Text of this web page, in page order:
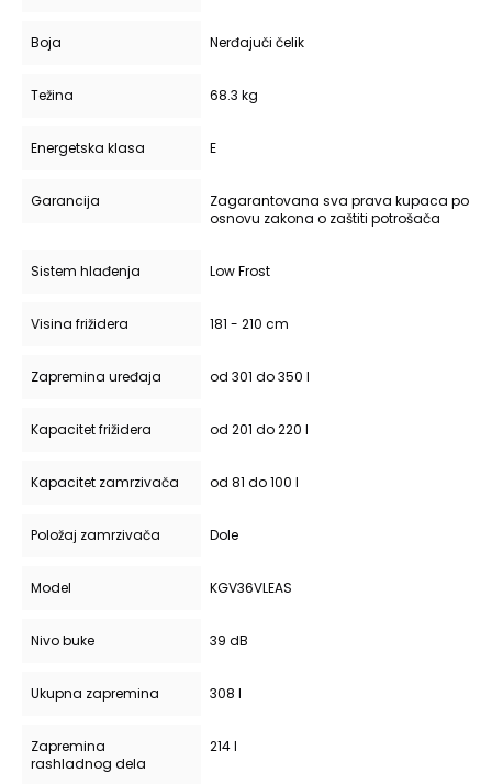
Boja Nerđajuči čelik
Težina 68.3 kg
Energetska klasa E
Garancija
Zagarantovana sva prava kupaca po
osnovu zakona o zaštiti potrošača
Sistem hlađenja Low Frost
Visina frižidera 181 - 210 cm
Zapremina uređaja od 301 do 350 l
Kapacitet frižidera od 201 do 220 l
Kapacitet zamrzivača od 81 do 100 l
Položaj zamrzivača Dole
Model KGV36VLEAS
Nivo buke 39 dB
Ukupna zapremina 308 l
Zapremina
rashladnog dela
214 l